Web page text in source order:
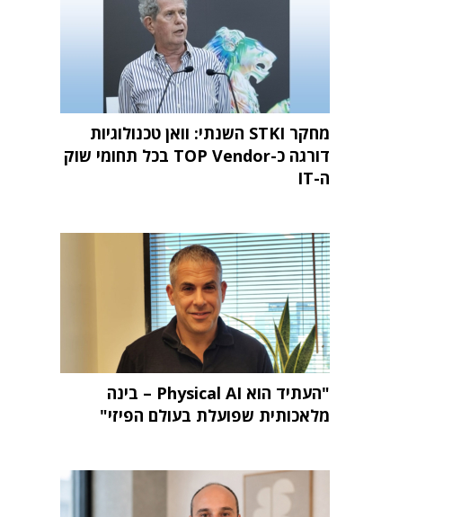
מחקר STKI השנתי: וואן טכנולוגיות
דורגה כ-TOP Vendor בכל תחומי שוק
ה-IT
"העתיד הוא Physical AI – בינה
מלאכותית שפועלת בעולם הפיזי"